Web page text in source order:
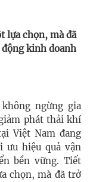
lựa chọn, mà đã
kinh doanh
ngừng gia
phát thải khí
Việt Nam đang
ưu hiệu quả vận
bền vững. Tiết
chọn, mà đã trở